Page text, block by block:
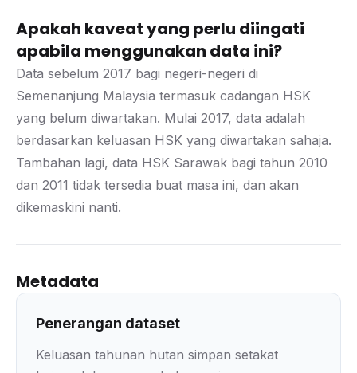
Apakah kaveat yang perlu diingati
apabila menggunakan data ini?
Data sebelum 2017 bagi negeri-negeri di
Semenanjung Malaysia termasuk cadangan HSK
yang belum diwartakan. Mulai 2017, data adalah
berdasarkan keluasan HSK yang diwartakan sahaja.
Tambahan lagi, data HSK Sarawak bagi tahun 2010
dan 2011 tidak tersedia buat masa ini, dan akan
dikemaskini nanti.
Metadata
Penerangan dataset
Keluasan tahunan hutan simpan setakat